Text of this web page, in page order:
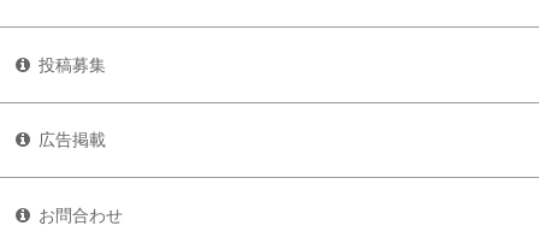
投稿募集
広告掲載
お問合わせ